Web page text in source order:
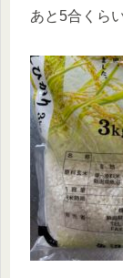
あと5合くら